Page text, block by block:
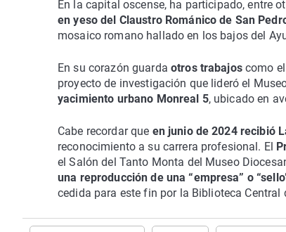
En la capital oscense, ha participado, entre
en yeso del Claustro Románico de San
mosaico romano hallado en los bajos del
En su corazón guarda otros trabajoscomo
proyecto de investigación que lideró el
yacimiento urbano Monreal 5, ubicado en
Cabe recordar que en junio de 2024 recibió
reconocimiento a su carrera profesional. El
el Salón del Tanto Monta del Museo
una reproducción de una “empresa” o
cedida para este fin por la Biblioteca Central